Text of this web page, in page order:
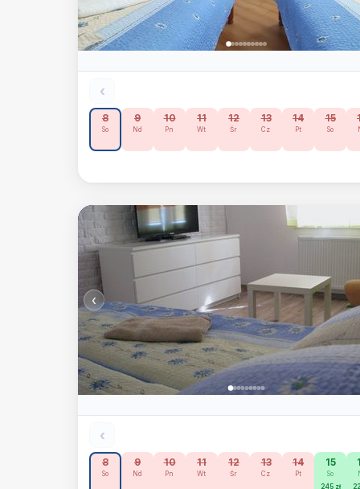
‹
8
So
9
Nd
10
Pn
11
Wt
12
Śr
13
Cz
14
Pt
15
So
‹
‹
8
So
9
Nd
10
Pn
11
Wt
12
Śr
13
Cz
14
Pt
15
So
245 zł